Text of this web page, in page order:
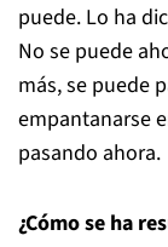
puede. Lo ha
No se puede
más, se puede
empantanarse
pasando ahora.
¿Cómo se ha